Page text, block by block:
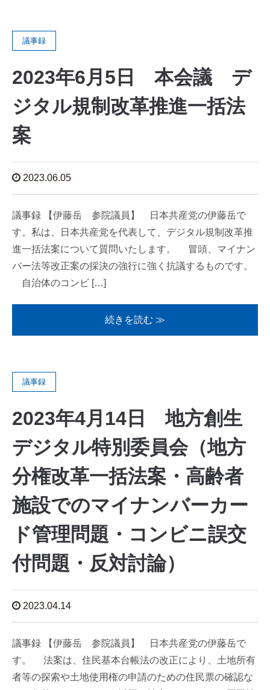
議事録
2023年6月5日 本会議 デ
ジタル規制改革推進一括法
案
2023.06.05
議事録 【伊藤岳 参院議員】 日本共産党の伊藤岳で
す。私は、日本共産党を代表して、デジタル規制改革推
進一括法案について質問いたします。 冒頭、マイナン
バー法等改正案の採決の強行に強く抗議するものです。
自治体のコンビ […]
続きを読む ≫
議事録
2023年4月14日 地方創生
デジタル特別委員会（地方
分権改革一括法案・高齢者
施設でのマイナンバーカー
ド管理問題・コンビニ誤交
付問題・反対討論）
2023.04.14
議事録 【伊藤岳 参院議員】 日本共産党の伊藤岳で
す。 法案は、住民基本台帳法の改正により、土地所有
者等の探索や土地使用権の申請のための住民票の確認な